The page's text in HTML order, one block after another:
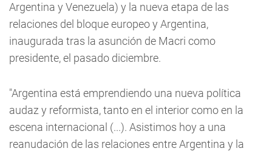
Argentina y Venezuela) y la nueva etapa de las
relaciones del bloque europeo y Argentina,
inaugurada tras la asunción de Macri como
presidente, el pasado diciembre.
"Argentina está emprendiendo una nueva política
audaz y reformista, tanto en el interior como en la
escena internacional (...). Asistimos hoy a una
reanudación de las relaciones entre Argentina y la